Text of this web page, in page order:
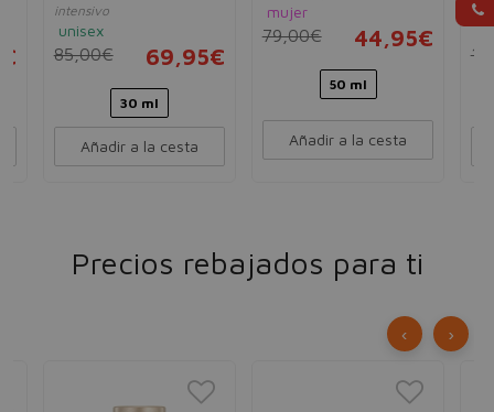
intensivo
unisex
85,00€ 69,95€
30 ml
Añadir a la cesta
mujer
79,00€ 44,95€
50 ml
Añadir a la cesta
Precios rebajados para ti
‹ ›